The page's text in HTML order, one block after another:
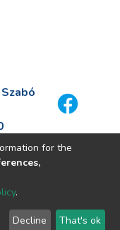
for the
.
Decline That's ok